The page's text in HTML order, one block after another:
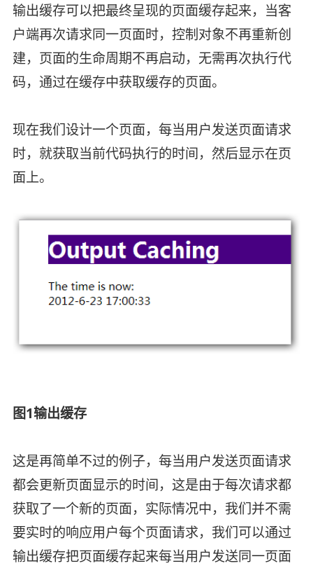
输出缓存可以把最终呈现的页面缓存起来，当客
户端再次请求同一页面时，控制对象不再重新创
建，页面的生命周期不再启动，无需再次执行代
码，通过在缓存中获取缓存的页面。
现在我们设计一个页面，每当用户发送页面请求
时，就获取当前代码执行的时间，然后显示在页
面上。
图1输出缓存
这是再简单不过的例子，每当用户发送页面请求
都会更新页面显示的时间，这是由于每次请求都
获取了一个新的页面，实际情况中，我们并不需
要实时的响应用户每个页面请求，我们可以通过
输出缓存把页面缓存起来每当用户发送同一页面